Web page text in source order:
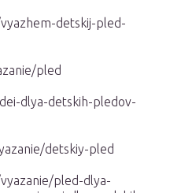
detskij-pled-
pled
dlya-detskih-pledov-
detskiy-pled
pled-dlya-